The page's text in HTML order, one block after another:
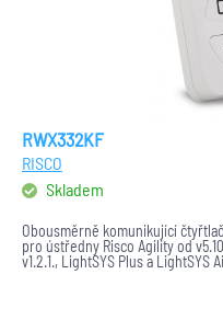
RWX332KF
RISCO
Skladem
Obousměrně komunikující
pro ústředny Risco Agility od
v1.2.1., LightSYS Plus a LightSYS